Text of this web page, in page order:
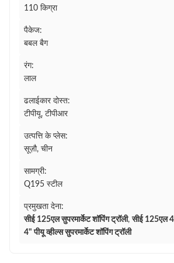
110 किग्रा
पैकेज:
बबल बैग
रंग:
लाल
ढलाईकार दोस्त:
टीपीयू, टीपीआर
उत्पत्ति के प्लेस:
सूज़ौ, चीन
सामग्री:
Q195 स्टील
प्रमुखता देना:
सीई 125एल सुपरमार्केट शॉपिंग ट्रॉली,सीई 125एल 4
4" पीयू व्हील्स सुपरमार्केट शॉपिंग ट्रॉली